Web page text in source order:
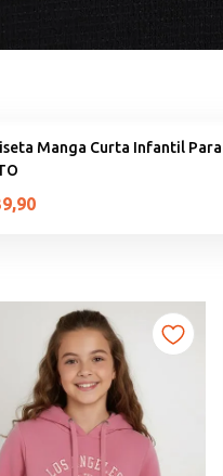
Manga Curta Infantil
,90